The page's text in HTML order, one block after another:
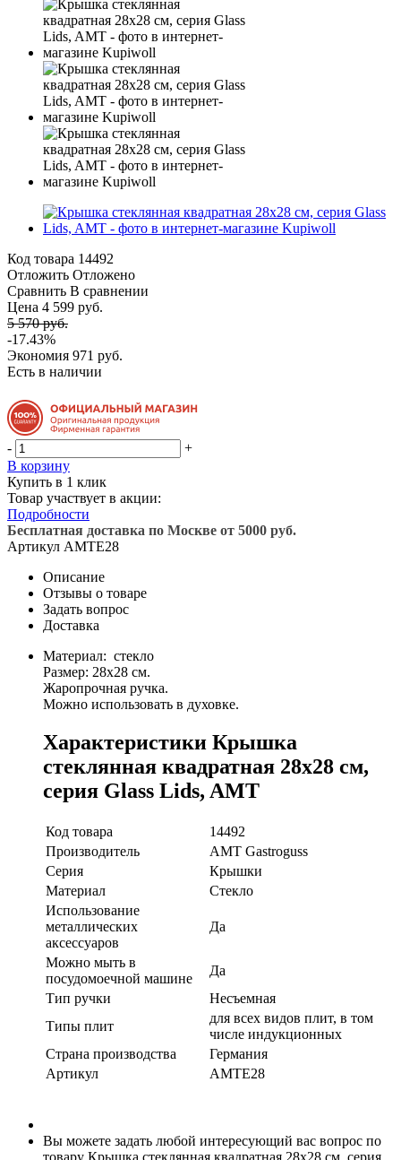
Код товара 14492
Отложить Отложено
Сравнить В сравнении
Цена 4 599 руб.
5 570 руб.
-17.43%
Экономия 971 руб.
Есть в наличии
-
+
В корзину
Купить в 1 клик
Товар участвует в акции:
Подробности
Бесплатная доставка по Москве от 5000 руб.
Артикул AMTE28
Описание
Отзывы о товаре
Задать вопрос
Доставка
Материал: стекло
Размер: 28х28 см.
Жаропрочная ручка.
Можно использовать в духовке.
Характеристики Крышка
стеклянная квадратная 28x28 см,
серия Glass Lids, AMT
Код товара
14492
Производитель
AMT Gastroguss
Серия
Крышки
Материал
Стекло
Использование
металлических
аксессуаров
Да
Можно мыть в
посудомоечной машине
Да
Тип ручки
Несъемная
Типы плит
для всех видов плит, в том
числе индукционных
Страна производства
Германия
Артикул
AMTE28
Вы можете задать любой интересующий вас вопрос по
товару Крышка стеклянная квадратная 28x28 см, серия